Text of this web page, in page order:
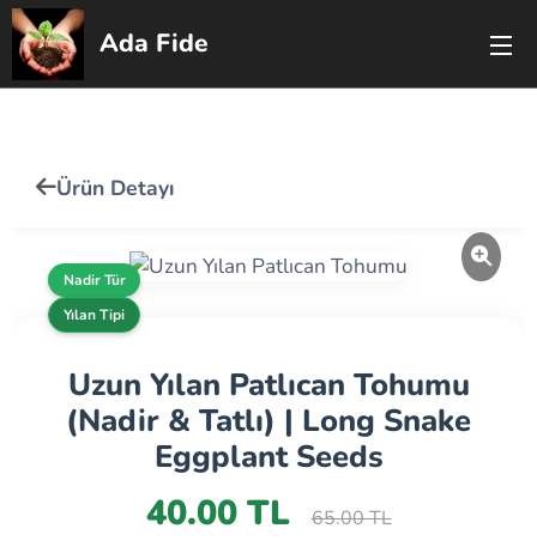
Ada Fide
Ürün Detayı
Nadir Tür
Yılan Tipi
Uzun Yılan Patlıcan Tohumu
(Nadir & Tatlı) | Long Snake
Eggplant Seeds
40.00 TL 65.00 TL